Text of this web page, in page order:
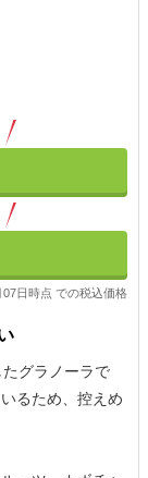
日時点 での税込価格
グラノーラで
るため、控えめ